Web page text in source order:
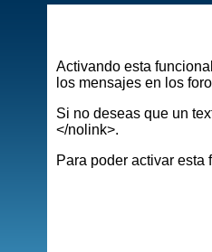
Activando esta
los mensajes en los
Si no deseas que un
</nolink>.
Para poder activar